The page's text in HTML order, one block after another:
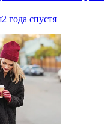
2 года спустя